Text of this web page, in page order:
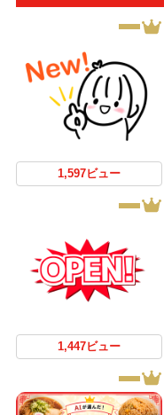
1,597ビュー
1,447ビュー